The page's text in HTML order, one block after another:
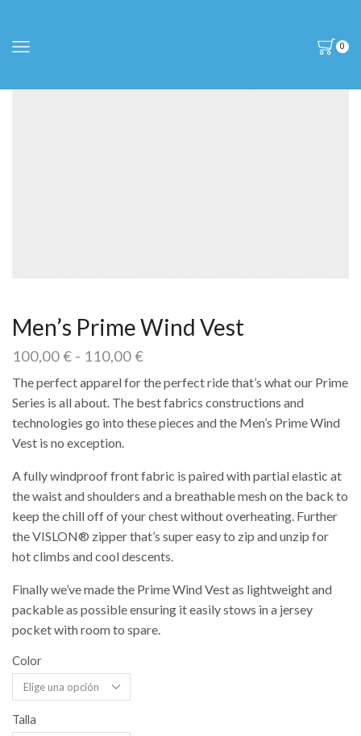
0
Men’s Prime Wind Vest
100,00€ - 110,00€Rango
precios:
desde
100,00 €
The perfect apparel for the perfect ride that’s what our Prime
Series is all about. The best fabrics constructions and
technologies go into these pieces and the Men’s Prime Wind
Vest is no exception.
A fully windproof front fabric is paired with partial elastic at
the waist and shoulders and a breathable mesh on the back to
keep the chill off of your chest without overheating. Further
the VISLON® zipper that’s super easy to zip and unzip for
hot climbs and cool descents.
Finally we’ve made the Prime Wind Vest as lightweight and
packable as possible ensuring it easily stows in a jersey
pocket with room to spare.
Color
Talla